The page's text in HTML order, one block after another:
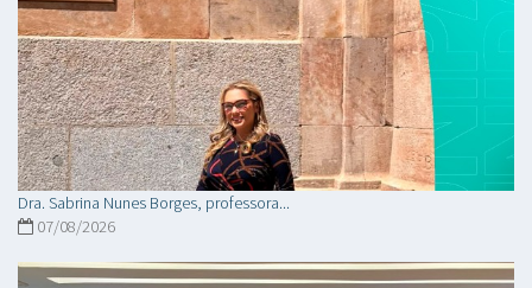
Dra. Sabrina Nunes Borges, professora...
07/08/2026